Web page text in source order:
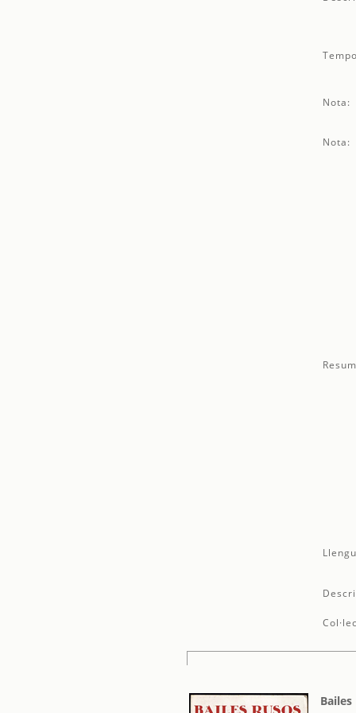
Nota:
Nota: